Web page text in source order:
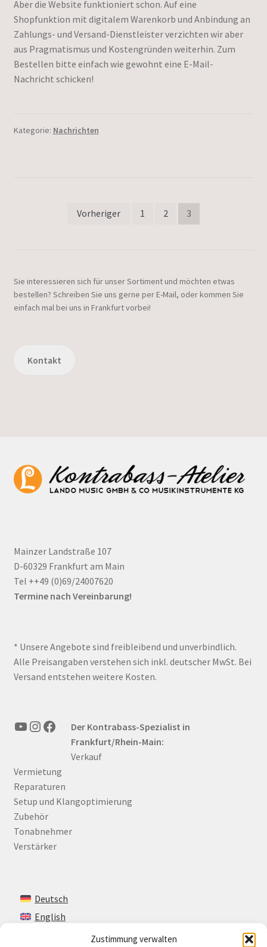
Zustimmung verwalten
Aber die Website funktioniert schon. Auf eine
Shopfunktion mit digitalem Warenkorb und Anbindung an
Zahlungs- und Versand-Dienstleister verzichten wir aber
aus Pragmatismus und Kostengründen weiterhin. Zum
Bestellen bitte einfach wie gewohnt eine E-Mail-
Nachricht schicken!
Kategorie: Nachrichten
Seitennummerierung
Vorheriger 1 2 3
Sie interessieren sich für unser Sortiment und möchten etwas
bestellen? Schreiben Sie uns gerne per E-Mail, oder kommen Sie
einfach mal bei uns in Frankfurt vorbei!
Kontakt
Mainzer Landstraße 107
D-60329 Frankfurt am Main
Tel ++49 (0)69/24007620
Termine nach Vereinbarung!
* Unsere Angebote sind freibleibend und unverbindlich.
Alle Preisangaben verstehen sich inkl. deutscher MwSt. Bei
Versand entstehen weitere Kosten.
YouTube
Instagram
FacebookDer Kontrabass-Spezialist in
Frankfurt/Rhein-Main:
Verkauf
Vermietung
Reparaturen
Setup und Klangoptimierung
Zubehör
Tonabnehmer
Verstärker
Deutsch
English